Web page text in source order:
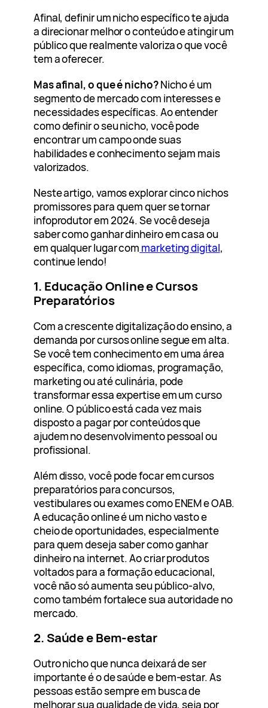
Afinal, definir um nicho específico te ajuda
a direcionar melhor o conteúdo e atingir um
público que realmente valoriza o que você
tem a oferecer.
Mas afinal, o que é nicho?Nicho é um
segmento de mercado com interesses e
necessidades específicas. Ao entender
como definir o seu nicho, você pode
encontrar um campo onde suas
habilidades e conhecimento sejam mais
valorizados.
Neste artigo, vamos explorar cinco nichos
promissores para quem quer se tornar
infoprodutor em 2024. Se você deseja
saber como ganhar dinheiro em casa ou
em qualquer lugar com marketing digital,
continue lendo!
1. Educação Online e Cursos
Preparatórios
Com a crescente digitalização do ensino, a
demanda por cursos online segue em alta.
Se você tem conhecimento em uma área
específica, como idiomas, programação,
marketing ou até culinária, pode
transformar essa expertise em um curso
online. O público está cada vez mais
disposto a pagar por conteúdos que
ajudem no desenvolvimento pessoal ou
profissional.
Além disso, você pode focar em cursos
preparatórios para concursos,
vestibulares ou exames como ENEM e OAB.
A educação online é um nicho vasto e
cheio de oportunidades, especialmente
para quem deseja saber como ganhar
dinheiro na internet. Ao criar produtos
voltados para a formação educacional,
você não só aumenta seu público-alvo,
como também fortalece sua autoridade no
mercado.
2. Saúde e Bem-estar
Outro nicho que nunca deixará de ser
importante é o de saúde e bem-estar. As
pessoas estão sempre em busca de
melhorar sua qualidade de vida, seja por